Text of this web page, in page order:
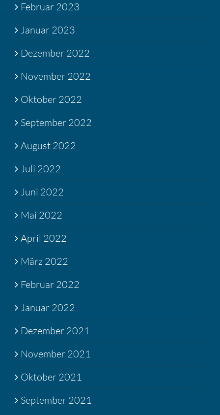
Februar 2023
Januar 2023
Dezember 2022
November 2022
Oktober 2022
September 2022
August 2022
Juli 2022
Juni 2022
Mai 2022
April 2022
März 2022
Februar 2022
Januar 2022
Dezember 2021
November 2021
Oktober 2021
September 2021